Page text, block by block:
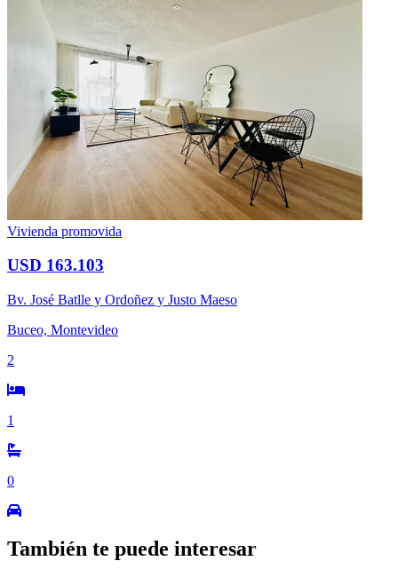
Vivienda promovida
USD 163.103
Bv. José Batlle y Ordoñez y Justo Maeso
Buceo, Montevideo
2
1
0
También te puede interesar